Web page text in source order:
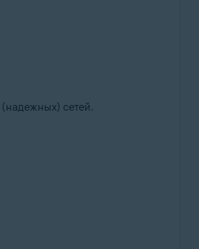
сетей.